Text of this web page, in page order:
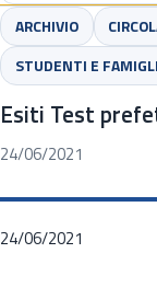
ARCHIVIO
STUDENTI E
Esiti Test
24/06/2021
24/06/2021